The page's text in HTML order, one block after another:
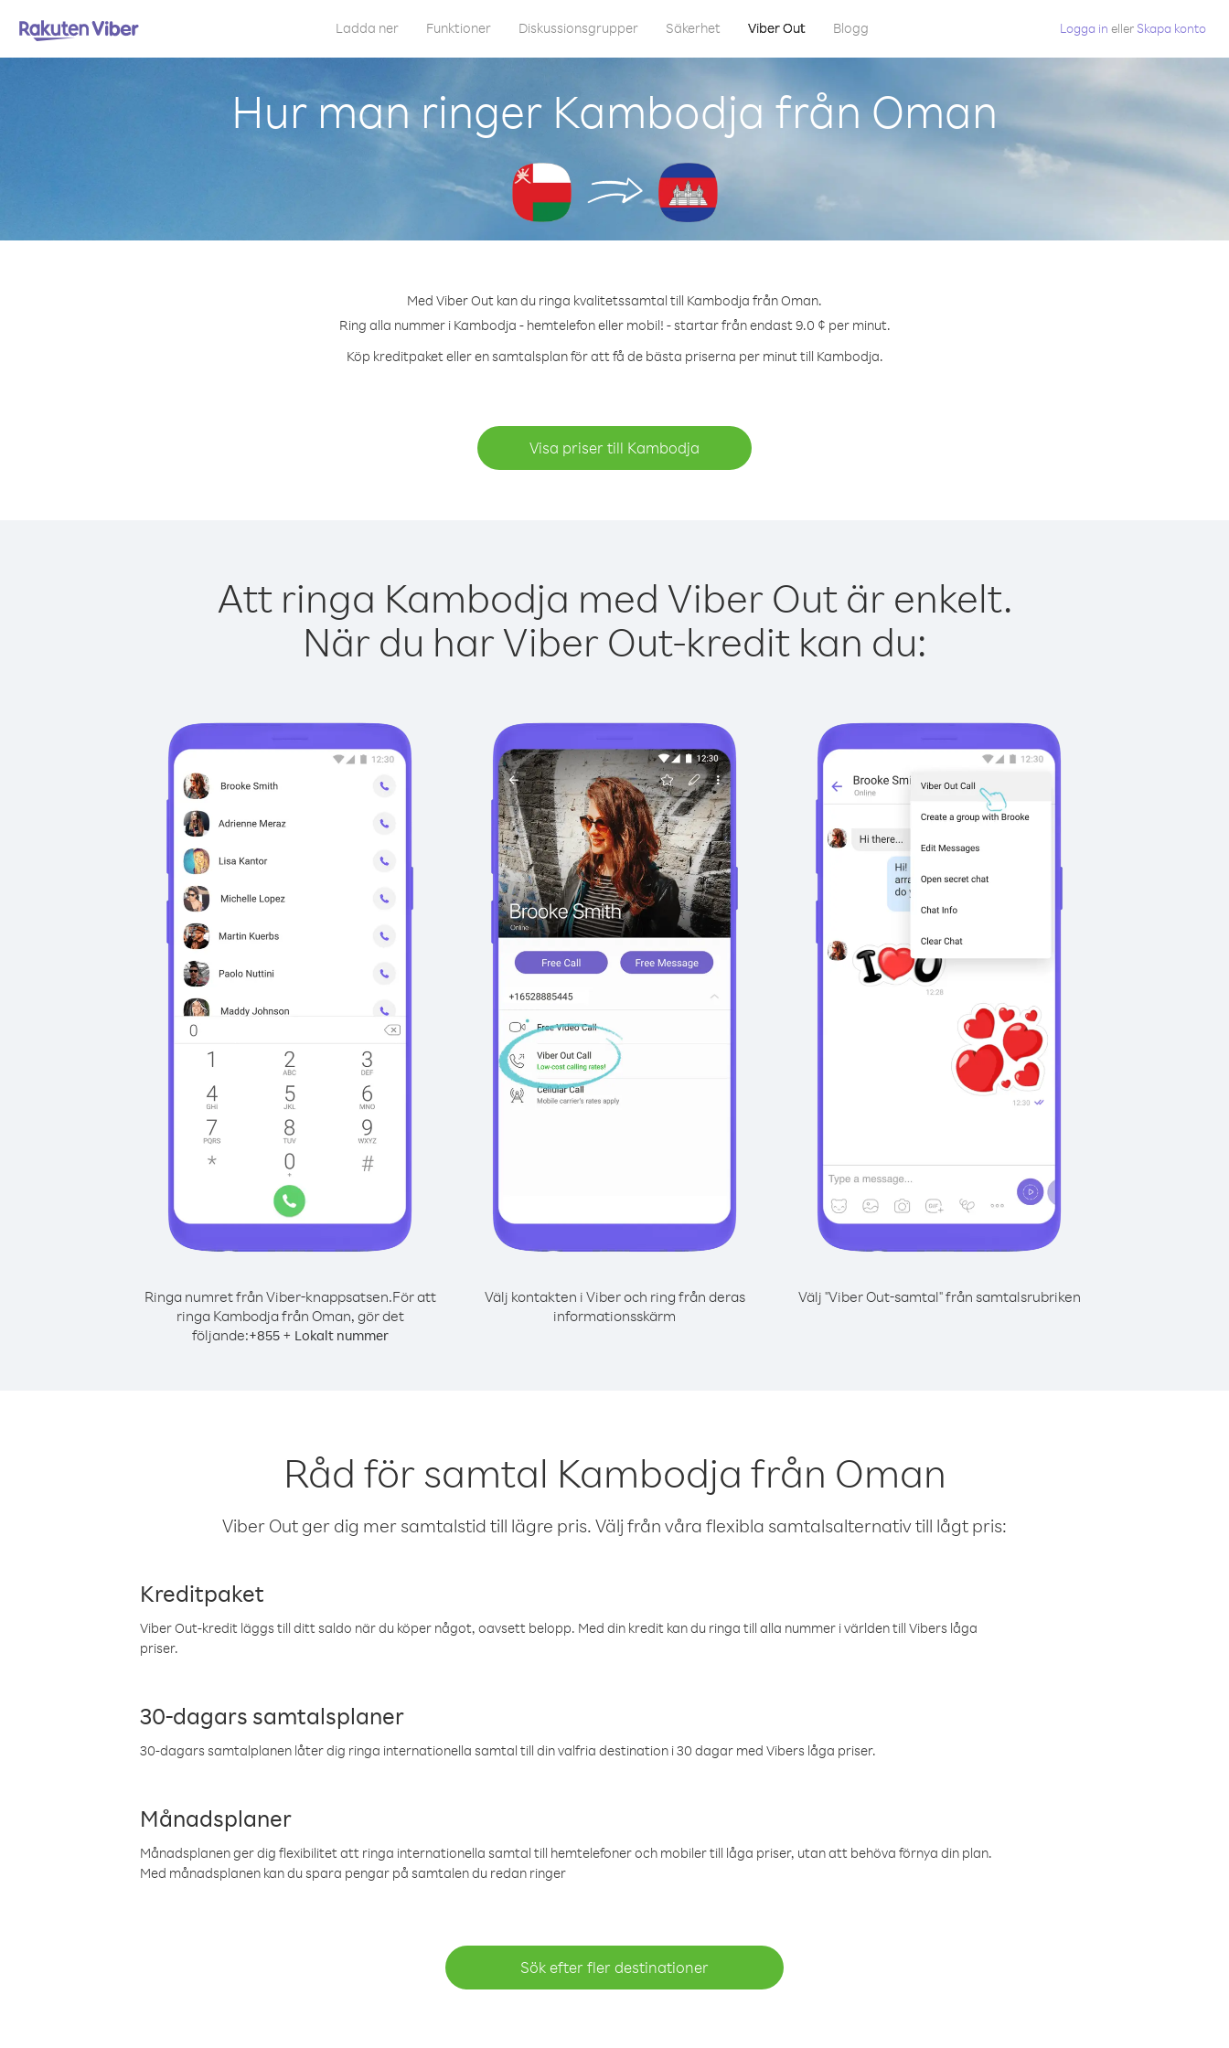
Ladda ner Funktioner Diskussionsgrupper Säkerhet Viber Out Blogg Logga in eller Skapa konto
Hur man ringer Kambodja från Oman
Med Viber Out kan du ringa kvalitetssamtal till Kambodja från Oman.
Ring alla nummer i Kambodja - hemtelefon eller mobil! - startar från endast 9.0 ¢ per minut.
Köp kreditpaket eller en samtalsplan för att få de bästa priserna per minut till Kambodja.
Visa priser till Kambodja
Att ringa Kambodja med Viber Out är enkelt.
När du har Viber Out-kredit kan du:
Ringa numret från Viber-knappsatsen.För att
ringa Kambodja från Oman, gör det
följande:+855+ Lokalt nummer
Välj kontakten i Viber och ring från deras
informationsskärm
Välj "Viber Out-samtal" från samtalsrubriken
Råd för samtal Kambodja från Oman
Viber Out ger dig mer samtalstid till lägre pris. Välj från våra flexibla samtalsalternativ till lågt pris:
Kreditpaket
Viber Out-kredit läggs till ditt saldo när du köper något, oavsett belopp. Med din kredit kan du ringa till alla nummer i världen till Vibers låga
priser.
30-dagars samtalsplaner
30-dagars samtalplanen låter dig ringa internationella samtal till din valfria destination i 30 dagar med Vibers låga priser.
Månadsplaner
Månadsplanen ger dig flexibilitet att ringa internationella samtal till hemtelefoner och mobiler till låga priser, utan att behöva förnya din plan.
Med månadsplanen kan du spara pengar på samtalen du redan ringer
Sök efter fler destinationer